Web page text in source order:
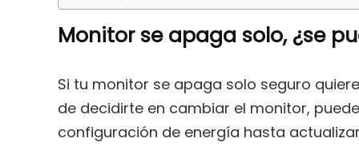
Monitor se apaga solo, ¿se
Si tu monitor se apaga solo seguro
de decidirte en cambiar el monitor,
configuración de energía hasta